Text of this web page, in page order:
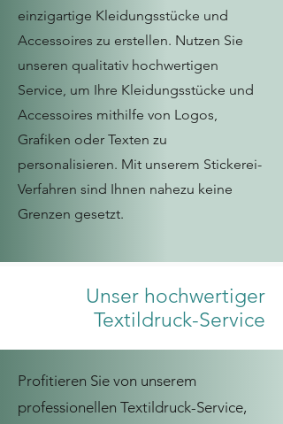
einzigartige Kleidungsstücke und
Accessoires zu erstellen. Nutzen Sie
unseren qualitativ hochwertigen
Service, um Ihre Kleidungsstücke und
Accessoires mithilfe von Logos,
Grafiken oder Texten zu
personalisieren. Mit unserem Stickerei-
Verfahren sind Ihnen nahezu keine
Grenzen gesetzt.
Unser hochwertiger
Textildruck-Service
Profitieren Sie von unserem
professionellen Textildruck-Service,